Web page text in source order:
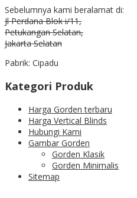
Sebelumnya kami beralamat di:
Jl Perdana Blok i/11,
Petukangan Selatan,
Jakarta Selatan
Pabrik: Cipadu
Kategori Produk
Harga Gorden terbaru
Harga Vertical Blinds
Hubungi Kami
Gambar Gorden
Gorden Klasik
Gorden Minimalis
Sitemap